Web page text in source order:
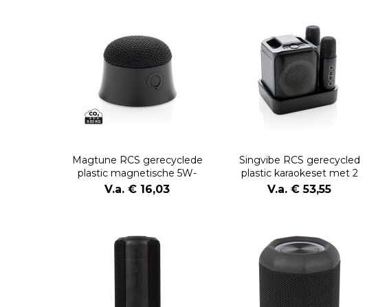
Magtune RCS gerecyclede
plastic magnetische 5W-
luidspreker
V.a. € 16,03
Singvibe RCS gerecycled
plastic karaokeset met 2
microfoons
V.a. € 53,55